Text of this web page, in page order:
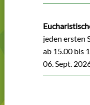
jeden ersten
ab 15.00 bis
06. Sept.